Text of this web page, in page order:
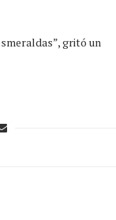
gritó un